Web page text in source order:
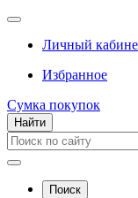
Личный
Избранное
Сумка покупок
Найти
Поиск